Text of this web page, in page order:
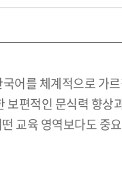
어를 체계적으로 가
편적인 문식력 향
교육 영역보다도 중